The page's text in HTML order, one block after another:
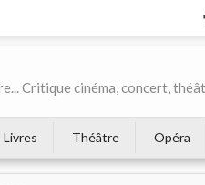
Critique cinéma, concert,
Livres Théâtre Opéra